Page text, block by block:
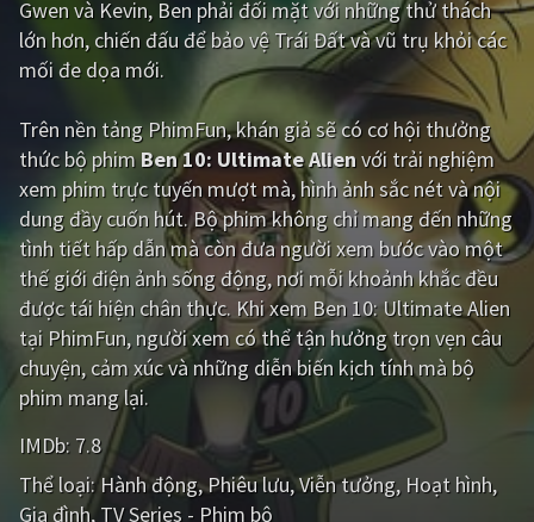
Giật gân Gia đình
Lịch sử
Viễn Tây Tiểu sử
GameShow DramaTV
QUỐC GIA
Âu - Mỹ Trung Quốc - Hồng Kông
Hàn Quốc Nhật Bản
Ấn Độ Việt Nam
Tổng hợp
CẬP NHẬT
Gwen và Kevin, Ben phải đối mặt với những thử thách
lớn hơn, chiến đấu để bảo vệ Trái Đất và vũ trụ khỏi các
mối đe dọa mới.
Trên nền tảngPhimFun, khán giả sẽ có cơ hội thưởng
thức bộ phim Ben 10: Ultimate Alienvới trải nghiệm
xem phim trực tuyến mượt mà, hình ảnh sắc nét và nội
dung đầy cuốn hút. Bộ phim không chỉ mang đến những
tình tiết hấp dẫn mà còn đưa người xem bước vào một
thế giới điện ảnh sống động, nơi mỗi khoảnh khắc đều
được tái hiện chân thực. Khi xem Ben 10: Ultimate Alien
tại PhimFun, người xem có thể tận hưởng trọn vẹn câu
chuyện, cảm xúc và những diễn biến kịch tính mà bộ
phim mang lại.
IMDb: 7.8
Thể loại:Hành động Phiêu lưu Viễn tưởng Hoạt hình
Gia đình TV Series - Phim bộ